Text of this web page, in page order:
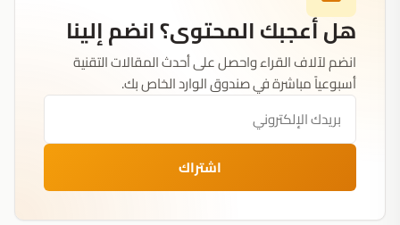
هل أعجبك المحتوى؟ انضم إلينا
انضم لآلاف القراء واحصل على أحدث المقالات التقنية
أسبوعياً مباشرة في صندوق الوارد الخاص بك.
اشتراك